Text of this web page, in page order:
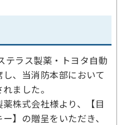
テラス製薬・トヨタ自動
、当消防本部において
ました。
株式会社様より、【目
】の贈呈をいただき、